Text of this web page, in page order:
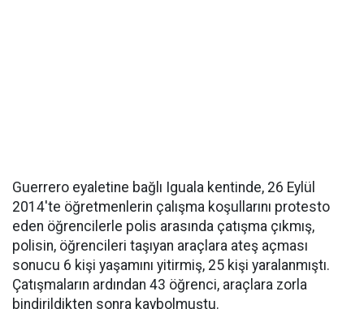
Guerrero eyaletine bağlı Iguala kentinde, 26 Eylül
2014'te öğretmenlerin çalışma koşullarını protesto
eden öğrencilerle polis arasında çatışma çıkmış,
polisin, öğrencileri taşıyan araçlara ateş açması
sonucu 6 kişi yaşamını yitirmiş, 25 kişi yaralanmıştı.
Çatışmaların ardından 43 öğrenci, araçlara zorla
bindirildikten sonra kaybolmuştu.